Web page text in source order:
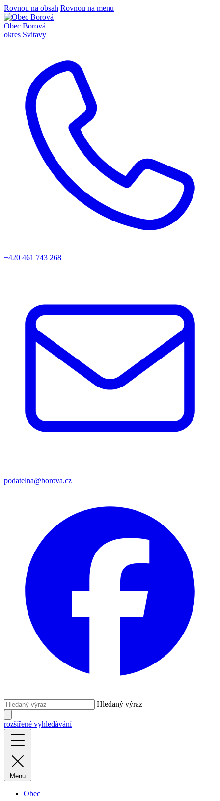
Rovnou na obsah Rovnou na menu
Obec Borová
okres Svitavy
+420 461 743 268
podatelna@borova.cz
Hledaný výraz
rozšířené vyhledávání
Menu
Obec